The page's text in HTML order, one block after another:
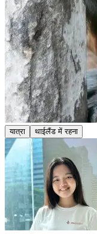
यात्रा थाईलैंड में रहना